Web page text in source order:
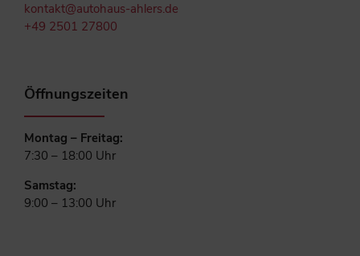
kontakt@autohaus-ahlers.de
+49 2501 27800
Öffnungszeiten
Montag – Freitag:
7:30 – 18:00 Uhr
Samstag:
9:00 – 13:00 Uhr